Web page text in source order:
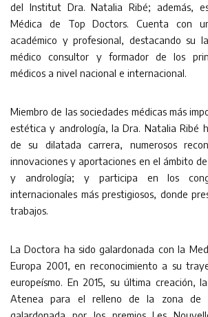
del Institut Dra. Natalia Ribé; además,
Médica de Top Doctors. Cuenta con
académico y profesional, destacando su
médico consultor y formador de los
médicos a nivel nacional e internacional.
Miembro de las sociedades médicas más
estética y andrología, la Dra. Natalia Ribé
de su dilatada carrera, numerosos
innovaciones y aportaciones en el ámbito
y andrología; y participa en los
internacionales más prestigiosos, donde
trabajos.
La Doctora ha sido galardonada con la
Europa 2001, en reconocimiento a su
europeísmo. En 2015, su última creación,
Atenea para el relleno de la zona de